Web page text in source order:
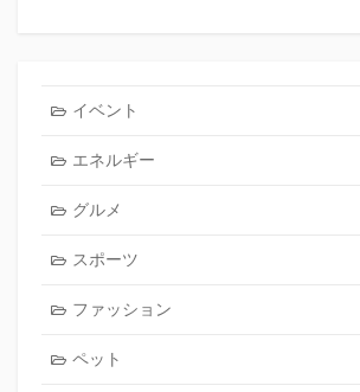
イベント
エネルギー
グルメ
スポーツ
ファッション
ペット